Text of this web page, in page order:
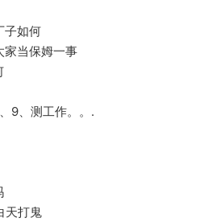
子如何
家当保姆一事
9、测工作。。.
天打鬼